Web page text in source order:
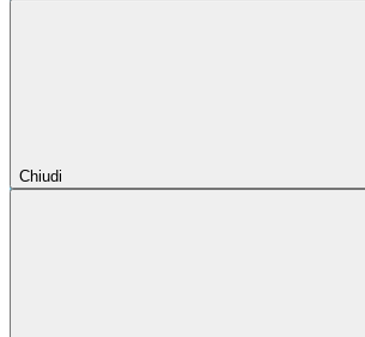
Chiudi